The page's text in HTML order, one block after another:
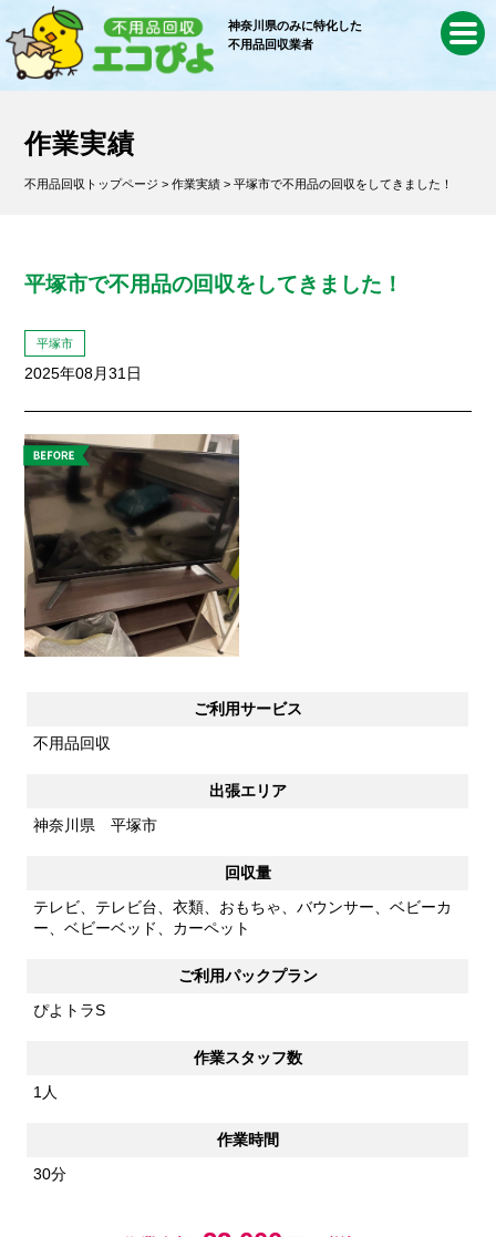
神奈川県のみに特化した
不用品回収業者
作業実績
不用品回収トップページ >作業実績 > 平塚市で不用品の回収をしてきました！
平塚市で不用品の回収をしてきました！
平塚市
2025年08月31日
ご利用サービス
不用品回収
出張エリア
神奈川県 平塚市
回収量
テレビ、テレビ台、衣類、おもちゃ、バウンサー、ベビーカ
ー、ベビーベッド、カーペット
ご利用パックプラン
ぴよトラS
作業スタッフ数
1人
作業時間
30分